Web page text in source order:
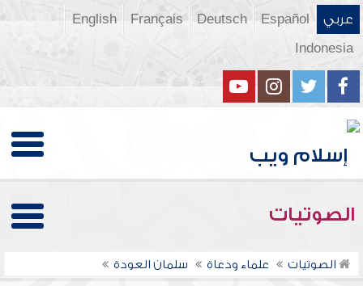
عربي Español
Deutsch
Français
English
Indonesia
الصوتيات
الصوتيات علماء ودعاة سلمان العودة